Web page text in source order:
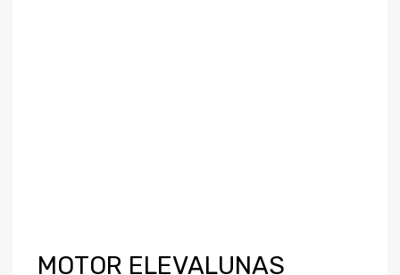
MOTOR ELEVALUNAS